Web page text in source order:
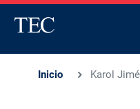
Inicio Karol